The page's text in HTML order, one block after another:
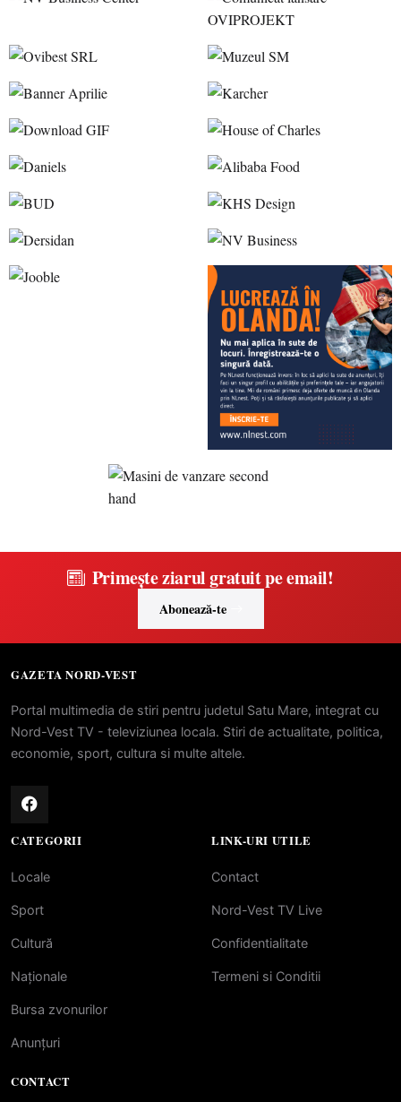
Primește ziarul gratuit pe email!
Abonează-te
GAZETA NORD-VEST
Portal multimedia de stiri pentru judetul Satu Mare, integrat cu
Nord-Vest TV - televiziunea locala. Stiri de actualitate, politica,
economie, sport, cultura si multe altele.
CATEGORII
Locale
Sport
Cultură
Naționale
Bursa zvonurilor
Anunțuri
LINK-URI UTILE
Contact
Nord-Vest TV Live
Confidentialitate
Termeni si Conditii
CONTACT